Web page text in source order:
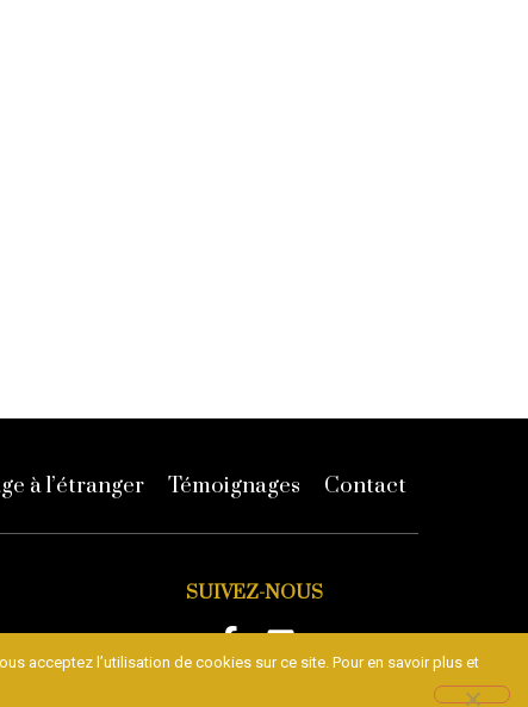
à l’étranger Témoignages Contact
SUIVEZ-NOUS
acceptez l’utilisation de cookies sur ce site. Pour en savoir plus et